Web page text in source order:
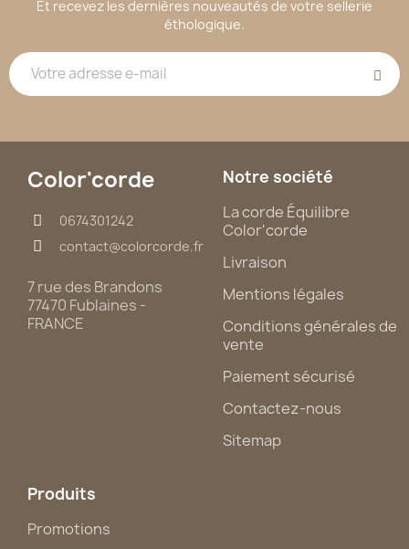
Et recevez les dernières nouveautés de votre sellerie
éthologique.
Color'corde
0674301242
contact@colorcorde.fr
7 rue des Brandons
77470 Fublaines -
FRANCE
Notre société
La corde Équilibre
Color'corde
Livraison
Mentions légales
Conditions générales de
vente
Paiement sécurisé
Contactez-nous
Sitemap
Produits
Promotions